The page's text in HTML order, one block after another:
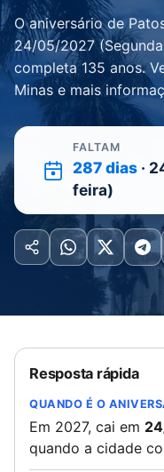
O aniversário de
24/05/2027
completa 135 anos.
Minas e mais
FALTAM
287 dias ·
feira)
Resposta rápida
QUANDO É O
Em 2027, cai em
quando a cidade